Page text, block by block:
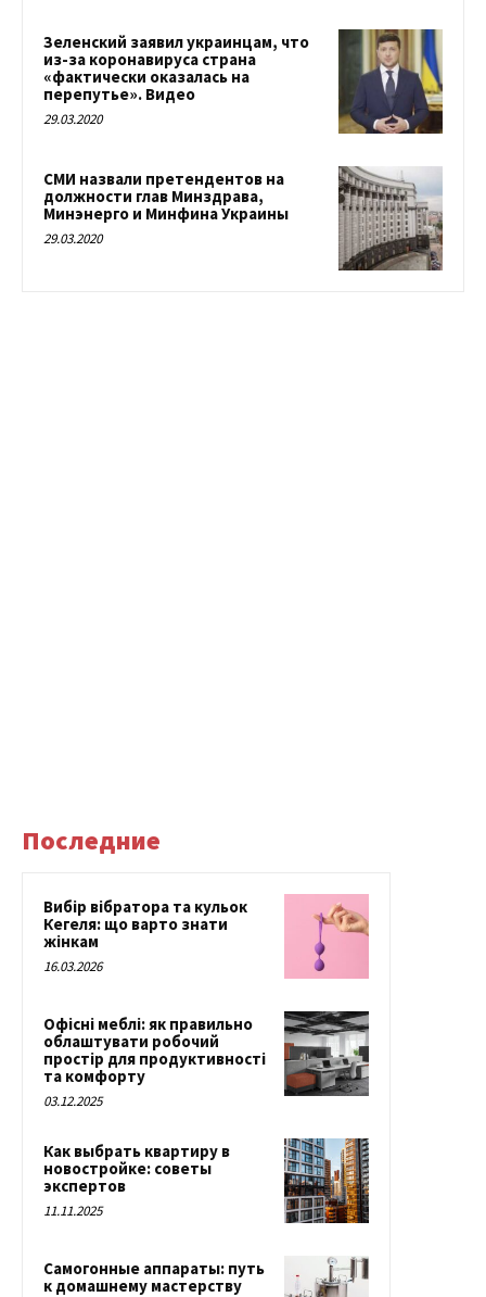
Зеленский заявил украинцам, что
из-за коронавируса страна
«фактически оказалась на
перепутье». Видео
29.03.2020
СМИ назвали претендентов на
должности глав Минздрава,
Минэнерго и Минфина Украины
29.03.2020
Последние
Вибір вібратора та кульок
Кегеля: що варто знати
жінкам
16.03.2026
Офісні меблі: як правильно
облаштувати робочий
простір для продуктивності
та комфорту
03.12.2025
Как выбрать квартиру в
новостройке: советы
экспертов
11.11.2025
Самогонные аппараты: путь
к домашнему мастерству